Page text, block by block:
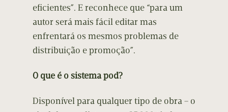
eficientes”. E reconhece que “para um
autor será mais fácil editar mas
enfrentará os mesmos problemas de
distribuição e promoção”.
O que é o sistema pod?
Disponível para qualquer tipo de obra – o